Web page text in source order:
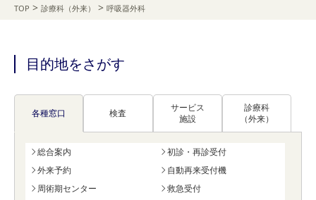
TOP > 診療科（外来） > 呼吸器外科
目的地をさがす
各種窓口 検査
サービス
施設
診療科
（外来）
総合案内
初診・再診受付
外来予約
自動再来受付機
周術期センター
救急受付